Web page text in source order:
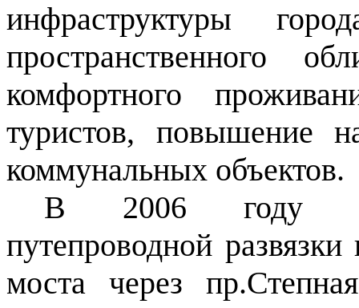
инфраструктуры
пространственного
комфортного
туристов, повышение
коммунальных объектов.
В 2006 году
путепроводной
моста через